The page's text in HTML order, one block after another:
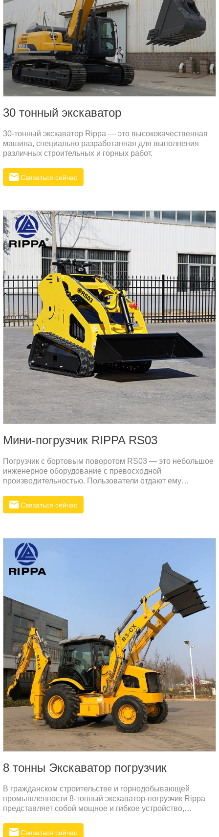
30 тонный экскаватор
30-тонный экскаватор Rippa — это высококачественная
машина, специально разработанная для выполнения
различных строительных и горных работ.
Связаться сейчас
Мини-погрузчик RIPPA RS03
Погрузчик с бортовым поворотом RS03 — это небольшое
инженерное оборудование с превосходной
производительностью. Пользователи отдают ему
мощность и универсальность. Его компактная
конструкция и высокая адаптивность делают его
областей. Ниже приведены основные характеристики и
преимущества применения погрузчика с бортовым
поворотом RS031.
Связаться сейчас
8 тонны Экскаватор погрузчик
В гражданском строительстве и горнодобывающей
промышленности 8-тонный экскаватор-погрузчик Rippa
представляет собой мощное и гибкое устройство,
различных условиях работы.
Связаться сейчас